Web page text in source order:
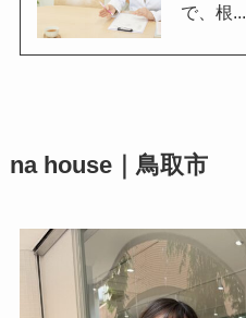
で、根...
na house｜鳥取市